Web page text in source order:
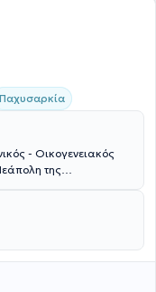
Παχυσαρκία
- Οικογενειακός
της
στην
του σακχαρώδους
της αρτηριακής
οξείες λοιμώξεις